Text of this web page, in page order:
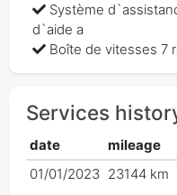
Système
d`aide a
Boîte de vitesses 7
Services
date mileage
01/01/2023 23144 km